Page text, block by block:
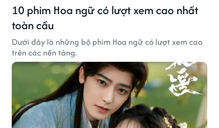
10 phim Hoa ngữ có lượt xem cao nhất
toàn cầu
Dưới đây là những bộ phim Hoa ngữ có lượt xem cao
trên các nền tảng.